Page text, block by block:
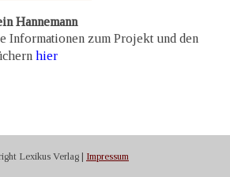
Hannemann
Informationen zum Projekt und den
hier
Lexikus Verlag | Impressum